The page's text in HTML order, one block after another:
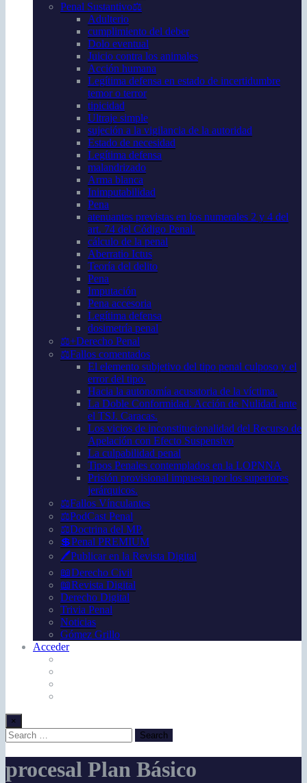
Penal Sustantivo⚖️
Adulterio
cumplimiento del deber
Dolo eventual
Juicio contra los animales
Acción humana
Legítima defensa en estado de incertidumbre
temor o terror
tipicidad
Ultraje simple
sujeción a la vigilancia de la autoridad
Estado de necesidad
Legítima defensa
malandrizado
Arma blanca
Inimputabilidad
Pena
atenuantes previstas en los numerales 2 y 4 del
art. 74 del Código Penal.
cálculo de la penal
Aberratio Ictus
Teoría del delito
Pena
Imputación
Pena accesoria
Legítima defensa
dosimetría penal
⚖️+Derecho Penal
⚖️Fallos comentados
El elemento subjetivo del tipo penal culposo y el
error del tipo.
Hacia la autonomía acusatoria de la víctima.
La Doble Conformidad. Acción de Nulidad ante
el TSJ. Caracas.
Los vicios de inconstitucionalidad del Recurso de
Apelación con Efecto Suspensivo
La culpabilidad penal
Tipos Penales contemplados en la LOPNNA
Prisión provisional impuesta por los superiores
jerárquicos.
⚖️Fallos Vínculantes
⚖️PodCast Penal
⚖️Doctrina del MP.
💲Penal PREMIUM
🖊️Publicar en la Revista Digital
📖Derecho Civil
📖Revista Digital
Derecho Digital
Trivia Penal
Noticias
Gómez Grillo
Acceder
×
procesal Plan Básico